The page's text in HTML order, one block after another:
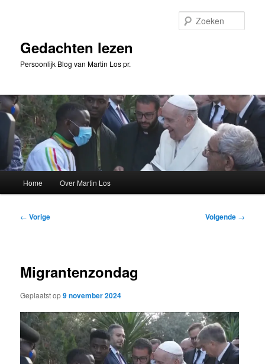
Gedachten lezen
Persoonlijk Blog van Martin Los pr.
Home Over Martin Los
Bericht
← Vorige Volgende →
Migrantenzondag
Geplaatst op9 november 2024